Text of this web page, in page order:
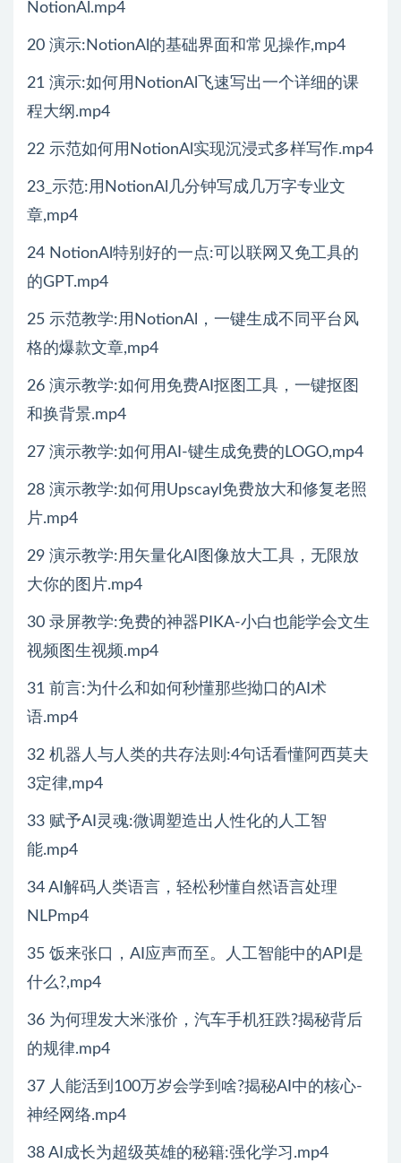
NotionAl.mp4
20 演示:NotionAl的基础界面和常见操作,mp4
21 演示:如何用NotionAl飞速写出一个详细的课
程大纲.mp4
22 示范如何用NotionAl实现沉浸式多样写作.mp4
23_示范:用NotionAl几分钟写成几万字专业文
章,mp4
24 NotionAl特别好的一点:可以联网又免工具的
的GPT.mp4
25 示范教学:用NotionAl，一键生成不同平台风
格的爆款文章,mp4
26 演示教学:如何用免费AI抠图工具，一键抠图
和换背景.mp4
27 演示教学:如何用AI-键生成免费的LOGO,mp4
28 演示教学:如何用Upscayl免费放大和修复老照
片.mp4
29 演示教学:用矢量化AI图像放大工具，无限放
大你的图片.mp4
30 录屏教学:免费的神器PIKA-小白也能学会文生
视频图生视频.mp4
31 前言:为什么和如何秒懂那些拗口的AI术
语.mp4
32 机器人与人类的共存法则:4句话看懂阿西莫夫
3定律,mp4
33 赋予AI灵魂:微调塑造出人性化的人工智
能.mp4
34 AI解码人类语言，轻松秒懂自然语言处理
NLPmp4
35 饭来张口，AI应声而至。人工智能中的API是
什么?,mp4
36 为何理发大米涨价，汽车手机狂跌?揭秘背后
的规律.mp4
37 人能活到100万岁会学到啥?揭秘AI中的核心-
神经网络.mp4
38 AI成长为超级英雄的秘籍:强化学习.mp4